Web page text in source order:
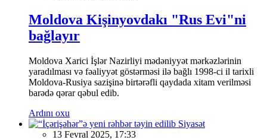
Moldova Kişinyovdakı "Rus Evi"ni
bağlayır
Moldova Xarici İşlər Nazirliyi mədəniyyət mərkəzlərinin
yaradılması və fəaliyyət göstərməsi ilə bağlı 1998-ci il tarixli
Moldova-Rusiya sazişinə birtərəfli qaydada xitam verilməsi
barədə qərar qəbul edib.
Ardını oxu
Siyasət
13 Fevral 2025, 17:33